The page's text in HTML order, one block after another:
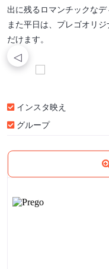
出に残るロマンチックなデ
また平日は、プレゴオリ
だけます。
インスタ映え
グループ